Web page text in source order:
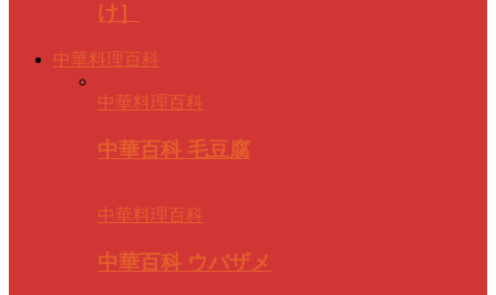
け］
中華料理百科
中華料理百科
中華百科 毛豆腐
中華料理百科
中華百科 ウバザメ